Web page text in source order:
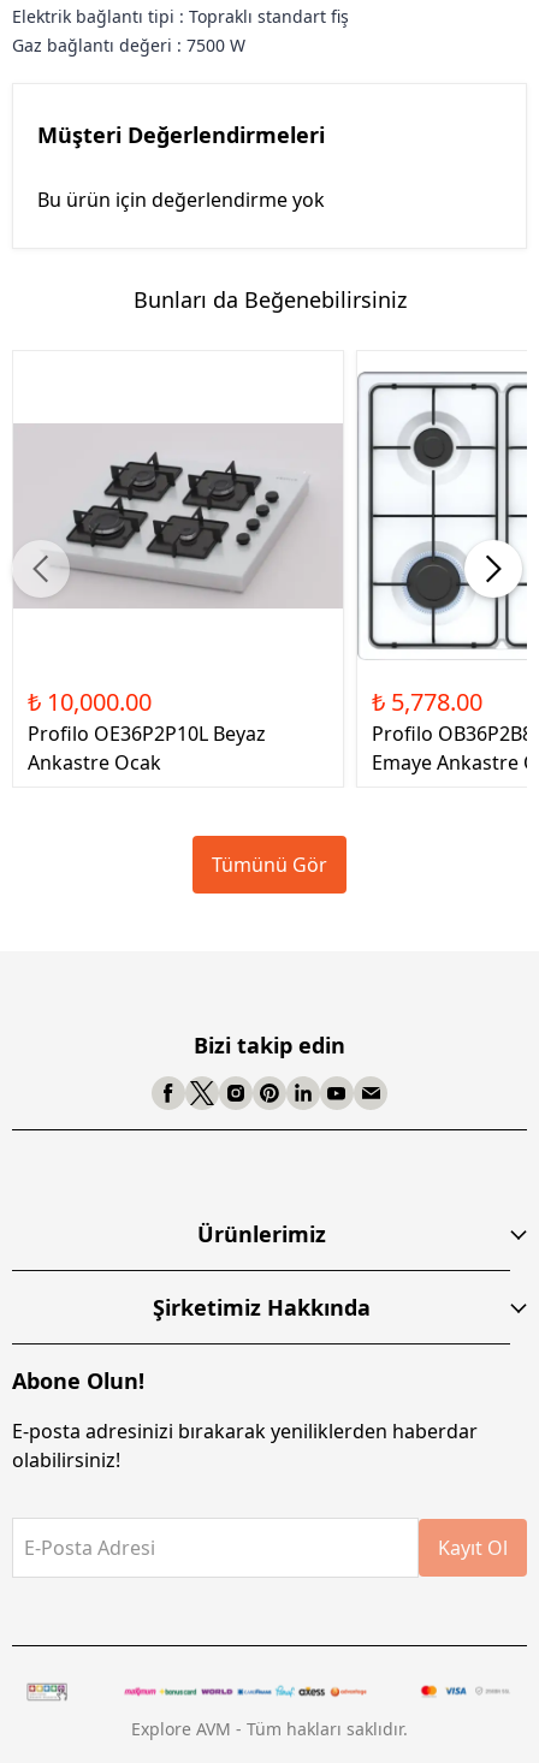
Elektrik bağlantı tipi : Topraklı standart fiş
Gaz bağlantı değeri : 7500 W
Müşteri Değerlendirmeleri
Bu ürün için değerlendirme yok
Bunları da Beğenebilirsiniz
₺ 10,000.00
Profilo OE36P2P10L Beyaz
Ankastre Ocak
₺ 5,778.00
Profilo
Emaye Ankastre
Tümünü Gör
Bizi takip edin
Ürünlerimiz
Şirketimiz Hakkında
Abone Olun!
E-posta adresinizi bırakarak yeniliklerden haberdar
olabilirsiniz!
E-Posta Adresi Kayıt Ol
Explore AVM - Tüm hakları saklıdır.